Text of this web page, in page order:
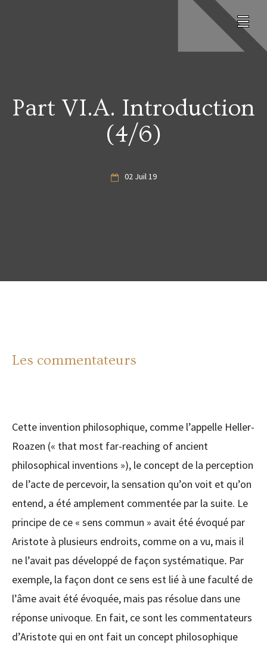
Part VI.A. Introduction
(4/6)
02 Juil 19
Les commentateurs
Cette invention philosophique, comme l’appelle Heller-
Roazen (« that most far-reaching of ancient
philosophical inventions »), le concept de la perception
de l’acte de percevoir, la sensation qu’on voit et qu’on
entend, a été amplement commentée par la suite. Le
principe de ce « sens commun » avait été évoqué par
Aristote à plusieurs endroits, comme on a vu, mais il
ne l’avait pas développé de façon systématique. Par
exemple, la façon dont ce sens est lié à une faculté de
l’âme avait été évoquée, mais pas résolue dans une
réponse univoque. En fait, ce sont les commentateurs
d’Aristote qui en ont fait un concept philosophique